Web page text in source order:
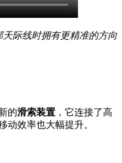
际线时拥有更精准的方向
的滑索装置 ，它连接了高
动效率也大幅提升。